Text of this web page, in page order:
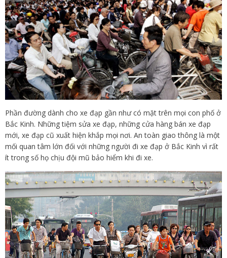
Phần đường dành cho xe đạp gần như có mặt trên mọi con phố ở
Bắc Kinh. Những tiệm sửa xe đạp, những cửa hàng bán xe đạp
mới, xe đạp cũ xuất hiện khắp mọi nơi. An toàn giao thông là một
mối quan tâm lớn đối với những người đi xe đạp ở Bắc Kinh vì rất
ít trong số họ chịu đội mũ bảo hiểm khi đi xe.